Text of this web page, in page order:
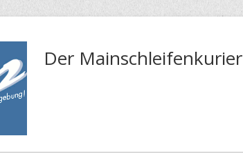
Der Mainschleifenkurier